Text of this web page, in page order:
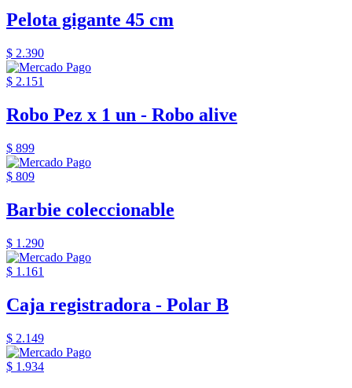
Pelota gigante 45 cm
$ 2.390
$ 2.151
Robo Pez x 1 un - Robo alive
$ 899
$ 809
Barbie coleccionable
$ 1.290
$ 1.161
Caja registradora - Polar B
$ 2.149
$ 1.934